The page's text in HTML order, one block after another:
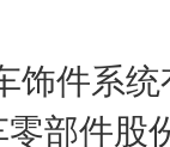
饰件系
部件股